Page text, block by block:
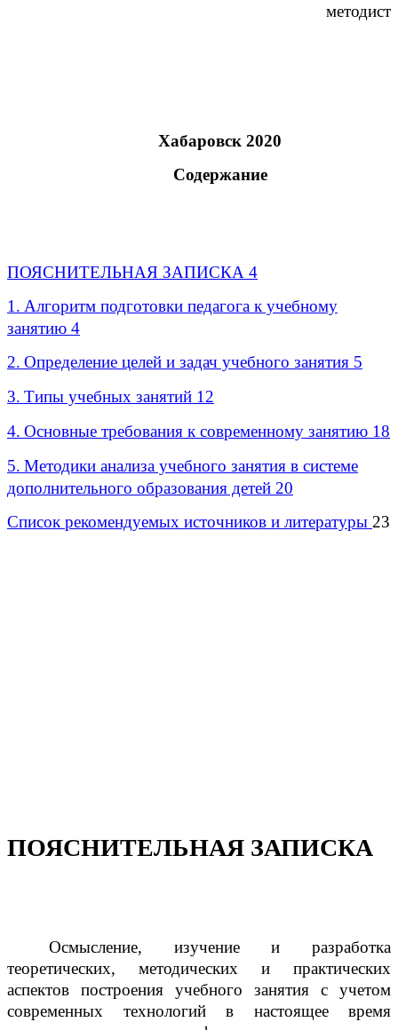
методист
Хабаровск 2020
Содержание
ПОЯСНИТЕЛЬНАЯ ЗАПИСКА 4
1. Алгоритм подготовки педагога к учебному
занятию 4
2. Определение целей и задач учебного занятия 5
3. Типы учебных занятий 12
4. Основные требования к современному занятию 18
5. Методики анализа учебного занятия в системе
дополнительного образования детей 20
Список рекомендуемых источников и литературы 23
ПОЯСНИТЕЛЬНАЯ ЗАПИСКА
Осмысление, изучение и разработка
теоретических, методических и практических
аспектов построения учебного занятия с учетом
современных технологий в настоящее время